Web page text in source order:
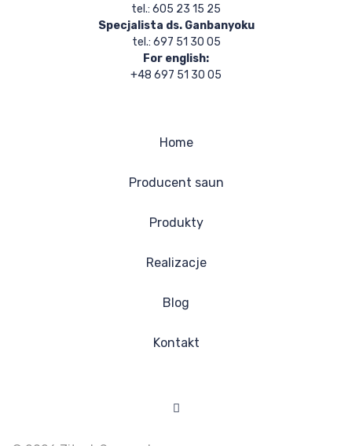
tel.: 605 23 15 25
Specjalista ds. Ganbanyoku
tel.: 697 51 30 05
For english:
+48 697 51 30 05
Home
Producent saun
Produkty
Realizacje
Blog
Kontakt
Facebook